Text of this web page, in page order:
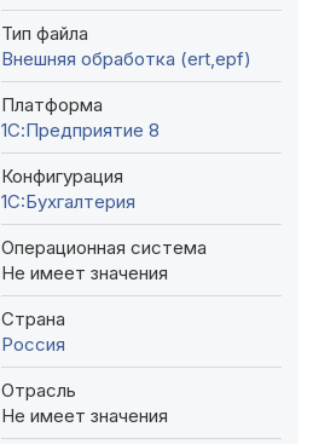
Тип файла
Внешняя обработка (ert,epf)
Платформа
1С:Предприятие 8
Конфигурация
1C:Бухгалтерия
Операционная система
Не имеет значения
Страна
Россия
Отрасль
Не имеет значения